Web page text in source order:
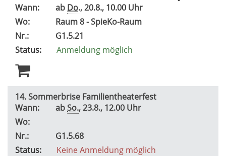
Wann:
ab Do., 20.8., 10.00 Uhr
Wo:
Raum 8 - SpieKo-Raum
Nr.:
G1.5.21
Status:
Anmeldung möglich
14. Sommerbrise Familientheaterfest
Wann:
abSo., 23.8., 12.00 Uhr
Wo:
Nr.:
G1.5.68
Status:
Keine Anmeldung möglich